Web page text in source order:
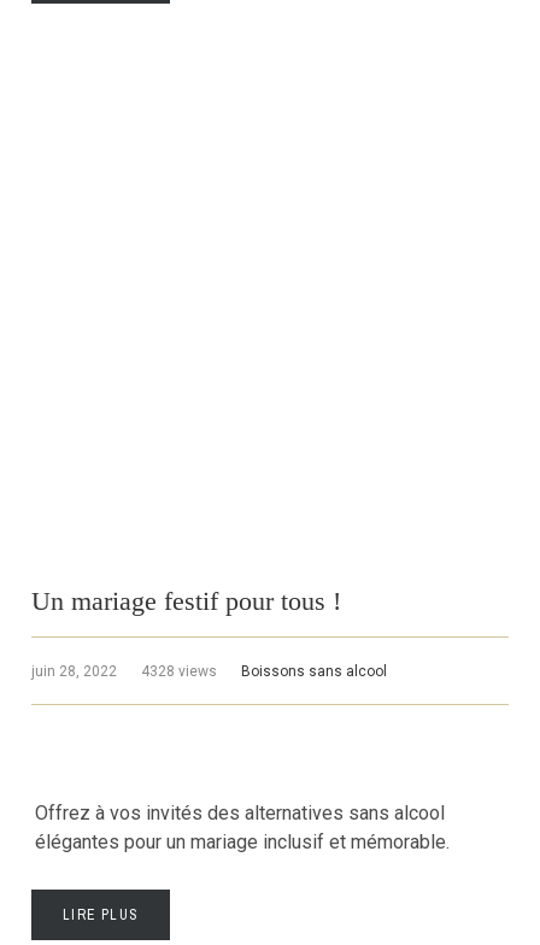
Un mariage festif pour tous !
juin 28, 2022 4328 views Boissons sans alcool
Offrez à vos invités des alternatives sans alcool
élégantes pour un mariage inclusif et mémorable.
LIRE PLUS